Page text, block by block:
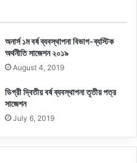
অনার্স ১ম বর্ষ ব্যবস্থাপনা বিভাগ-ব্যস্টিক
অর্থনীতি সাজেশন ২০১৯
August 4, 2019
ডিগ্রী দ্বিতীয় বর্ষ ব্যবস্থাপনা তৃতীয় পত্র
সাজেশন
July 6, 2019